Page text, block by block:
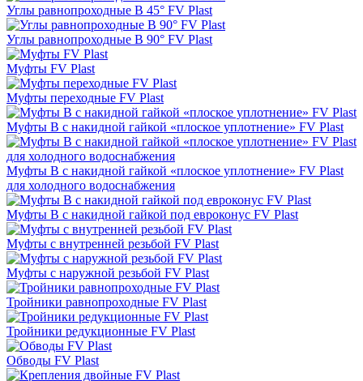
Углы равнопроходные В 45° FV Plast
Углы равнопроходные В 90° FV Plast
Муфты FV Plast
Муфты переходные FV Plast
Муфты В с накидной гайкой «плоское уплотнение» FV Plast
Муфты В с накидной гайкой «плоское уплотнение» FV Plast
для холодного водоснабжения
Муфты В с накидной гайкой под евроконус FV Plast
Муфты с внутренней резьбой FV Plast
Муфты с наружной резьбой FV Plast
Тройники равнопроходные FV Plast
Тройники редукционные FV Plast
Обводы FV Plast